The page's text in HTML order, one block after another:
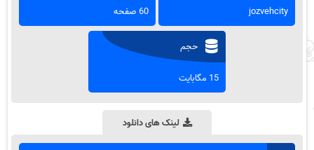
jozvehcity 60 صفحه
حجم
15 مگابایت
لینک های دانلود